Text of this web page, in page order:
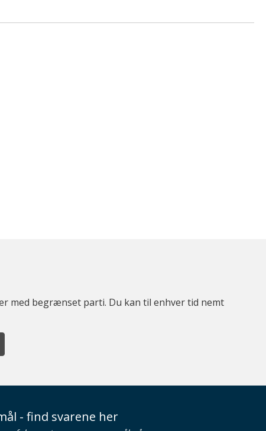
med begrænset parti. Du kan til enhver tid nemt
- find svarene her